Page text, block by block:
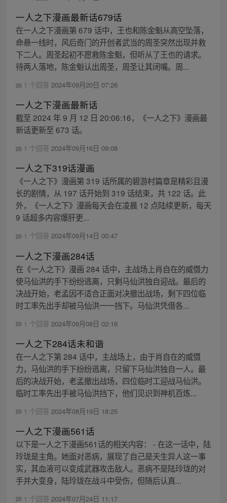
一人之下漫画最新话679话
在一人之下漫画第 679 话中，王也和陈金魁从高空坠落，
命悬一线时，风后奇门的开创者武当的周圣突然出现并救
下二人。周圣起初不愿救陈金魁，但听从了王也的请求。
待两人落地，陈金魁认出周圣，周圣让其闭嘴。周...
1 个回答 2024年09月20日 07:26
一人之下漫画最新话
截至 2024 年 9 月 12 日 20:06:16，《一人之下》漫画最
新话更新至 673 话。
1 个回答 2024年09月16日 09:08
一人之下319话漫画
《一人之下》漫画第 319 话所属的碧游村篇章是精彩且漫
长的剧情，从 197 话开始到 319 话结束，共 122 话。此
外，《一人之下》漫画每天会在凌晨 12 点陆续更新，每天
9 话超多内容爆肝更...
1 个回答 2024年09月14日 00:47
一人之下漫画284话
在《一人之下》漫画 284 话中，主战场上肖自在的威慑力
使马仙洪的手下纷纷逃离，只剩马仙洪独自迎战。最后的
决战开始，老孟因不适合正面对决撤出战场，剩下四位临
时工率先出手却被马仙洪一一挡下。马仙洪凭借各...
1 个回答 2024年09月08日 02:16
一人之下284话未和谐
在一人之下第 284 话中，主战场上，由于肖自在的威慑
力，马仙洪的手下纷纷逃离，只留下马仙洪独自一人。最
后的决战开始，老孟撤出战场，四位临时工迎战马仙洪。
临时工率先出手被马仙洪挡下，他们见识到神机百炼...
1 个回答 2024年08月19日 18:25
一人之下漫画561话
以下是一人之下漫画561话的相关内容： - 在这一话中，陆
玲珑是主角。她面对恶病，展现了自己是天生异人这一事
实，其血液可以变成武器攻击敌人。恶病不是陆玲珑的对
手并大变身，陆玲珑在战斗中受伤，但随后认真...
1 个回答 2024年07月24日 11:17